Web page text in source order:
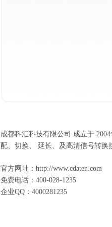
成都科汇科技有限公司 成立于 2004
配、切换、 延长、及高清信号转换
官方网址： http://www.cdaten.com
免费电话： 400-028-1235
企业QQ ： 4000281235